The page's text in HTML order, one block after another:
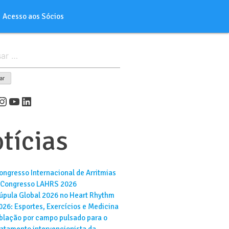
Acesso aos Sócios
Youtube
LinkedIn
Internacional de Arritmias
LAHRS 2026
Global 2026 no Heart Rhythm
Esportes, Exercícios e Medicina
por campo pulsado para o